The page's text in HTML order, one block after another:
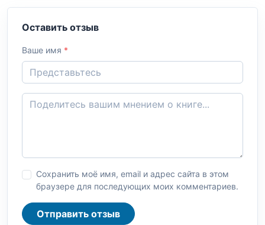
Оставить отзыв
Ваше имя *
Сохранить моё имя, email и адрес сайта в этом
браузере для последующих моих комментариев.
Отправить отзыв